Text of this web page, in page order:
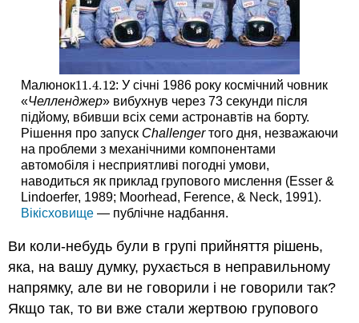
Малюнок11.4.12
11.4.12: У січні 1986 року космічний човник
«Челленджер» вибухнув через 73 секунди після
підйому, вбивши всіх семи астронавтів на борту.
Рішення про запуск Challengerтого дня, незважаючи
на проблеми з механічними компонентами
автомобіля і несприятливі погодні умови,
наводиться як приклад групового мислення (Esser &
Lindoerfer, 1989; Moorhead, Ference, & Neck, 1991).
Вікісховище— публічне надбання.
Ви коли-небудь були в групі прийняття рішень,
яка, на вашу думку, рухається в неправильному
напрямку, але ви не говорили і не говорили так?
Якщо так, то ви вже стали жертвою групового